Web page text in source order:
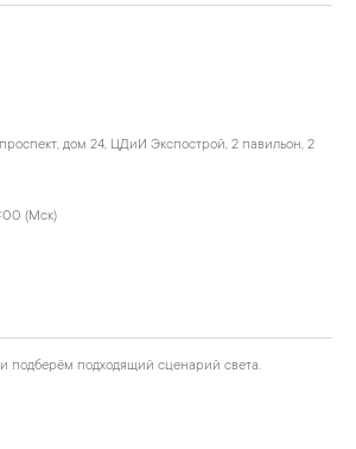
дом 24, ЦДиИ Экспострой, 2 павильон, 2
(Мск)
подберём подходящий сценарий света.